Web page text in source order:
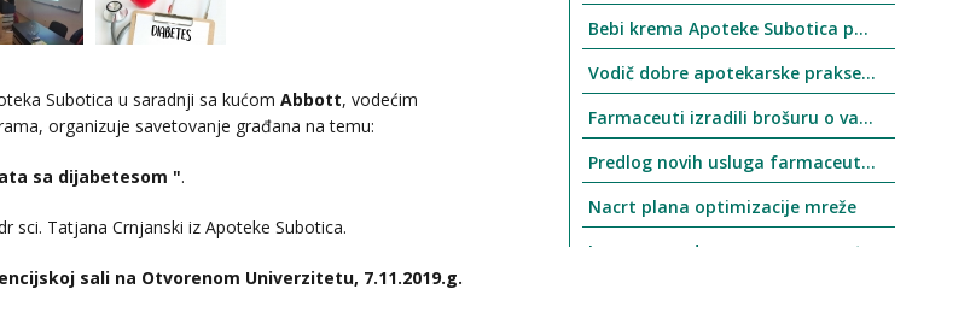
Bebi krema Apoteke Subotica ponovo u prodaji
Vodič dobre apotekarske prakse stupio na snagu 1.4.2021. godine
Farmaceuti izradili brošuru o vakcinama
Predlog novih usluga farmaceuta nije prihvaćen
Nacrt plana optimizacije mreže
Subotica u saradnji sa kućom Abbott, vodećim
organizuje savetovanje građana na temu:
sa dijabetesom ".
sci. Tatjana Crnjanski iz Apoteke Subotica.
sali na Otvorenom Univerzitetu, 7.11.2019.g.